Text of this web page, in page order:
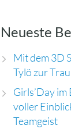
Neueste
Mit dem 3D
Tylö zur
Girls’Day im
voller
Teamgeist